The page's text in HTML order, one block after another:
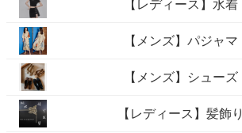
【レディース】水着
【メンズ】パジャマ
【メンズ】シューズ
【レディース】髪飾り